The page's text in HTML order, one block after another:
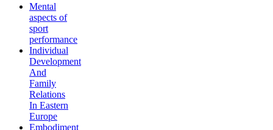
Mental
aspects of
sport
performance
Individual
Development
And
Family
Relations
In Eastern
Europe
Embodiment